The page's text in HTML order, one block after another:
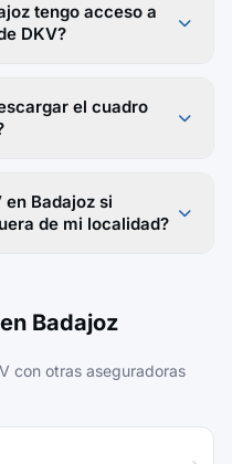
tengo acceso a
DKV?
el cuadro
en Badajoz si
de mi localidad?
Badajoz
con otras aseguradoras